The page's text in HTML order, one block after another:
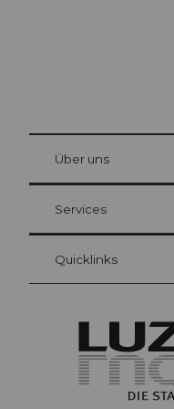
Gästekarte Luzern
Ihre Vorteile als
at Bre
Über uns
Services
Quicklinks